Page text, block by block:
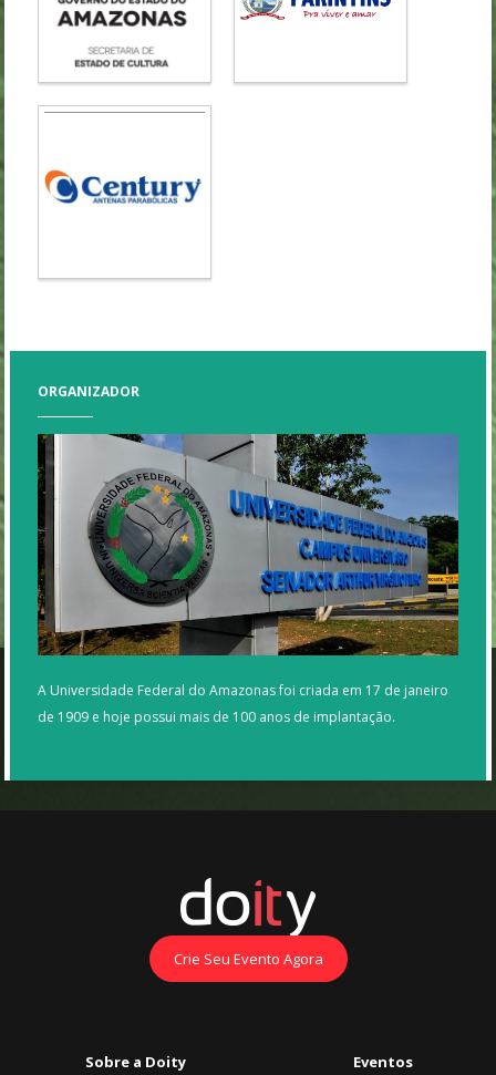
ORGANIZADOR
A Universidade Federal do Amazonas foi criada em 17 de janeiro
de 1909 e hoje possui mais de 100 anos de implantação.
Crie Seu Evento Agora
Sobre a Doity Eventos